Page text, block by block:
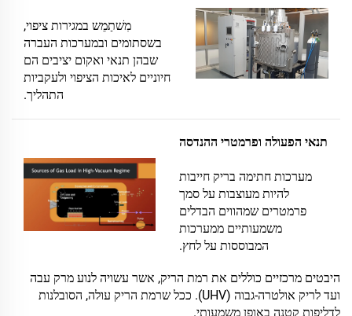
מִשׁתַמֵש במגירות ציפוי,
בשסתומים ובמערכות העברה
שבהן תנאי ואקום יציבים הם
חיוניים לאיכות הציפוי ולעקביות
התהליך.
תנאי הפעולה ופרמטרי ההנדסה
מערכות חתימה בריק חייבות
להיות מעוצבות על סמך
פרמטרים שמהווים הבדלים
משמעותיים ממערכות
המבוססות על לחץ.
היבטים מרכזיים כוללים את רמת הריק, אשר עשויה לנוע מרק עבה
ועד לריק אולטרה-גבוה (UHV). ככל שרמת הריק עולה, הסובלנות
לדליפות קטנה באופן משמעותי.